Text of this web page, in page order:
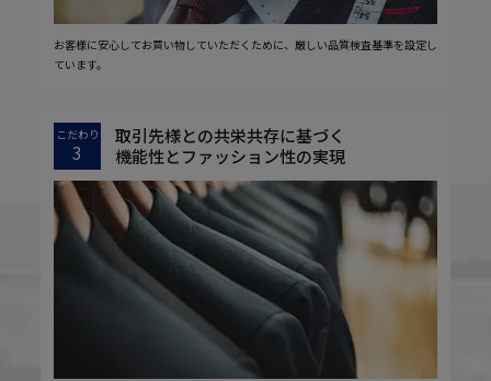
お客様に安心してお買い物していただくために、厳しい品質検査基準を設定し
ています。
こだわり
3
取引先様との共栄共存に基づく
機能性とファッション性の実現